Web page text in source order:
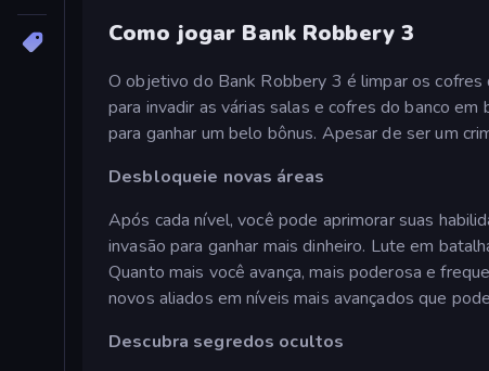
Como jogar Bank Robbery 3
O objetivo do Bank Robbery 3 é limpar os
para invadir as várias salas e cofres do banco
para ganhar um belo bônus. Apesar de ser um
Desbloqueie novas áreas
Após cada nível, você pode aprimorar suas
invasão para ganhar mais dinheiro. Lute em
Quanto mais você avança, mais poderosa e
novos aliados em níveis mais avançados que
Descubra segredos ocultos